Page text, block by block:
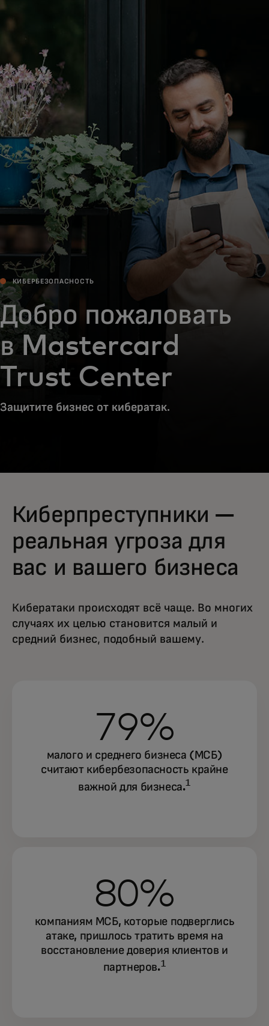
Для бизнеса
Для всего мира
Для новаторов
Новости и тренды
КИБЕРБЕЗОПАСНОСТЬ
Добро пожаловать
в Mastercard
Trust Center
Защитите бизнес от кибератак.
Киберпреступники —
реальная угроза для
вас и вашего бизнеса
Кибератаки происходят всё чаще. Во многих
случаях их целью становится малый и
средний бизнес, подобный вашему.
79%
малого и среднего бизнеса (МСБ)
считают кибербезопасность крайне
важной для бизнеса.1
80%
компаниям МСБ, которые подверглись
атаке, пришлось тратить время на
восстановление доверия клиентов и
партнеров.1